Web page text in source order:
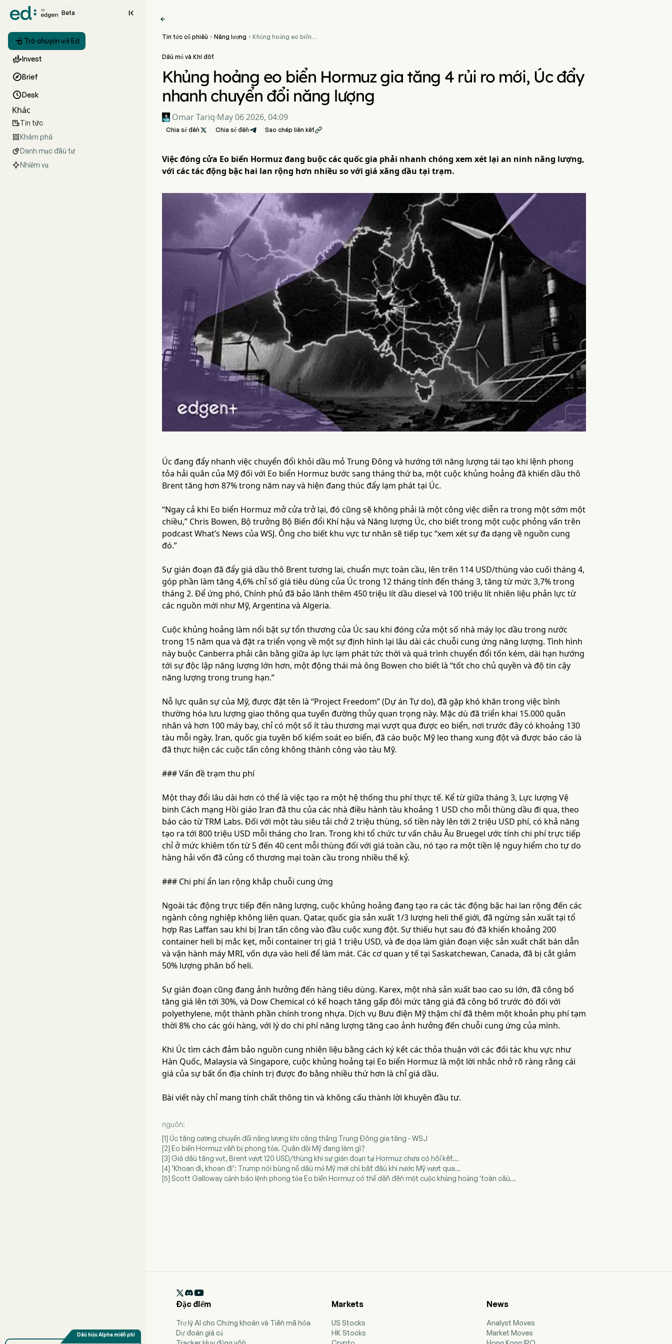
Beta 
 Trò chuyện với Ed
Invest
Brief
Desk
Khác
Tin tức
Khám phá
Danh mục đầu tư
Nhiệm vụ

Tin tức cổ phiếu  Năng lượng  Khủng hoảng eo biển
Dầu mỏ và Khí đốt
Khủng hoảng eo biển Hormuz gia tăng 4 rủi ro mới, Úc đẩy
nhanh chuyển đổi năng lượng
Omar Tariq·May 06 2026, 04:09
Chia sẻ đến  Chia sẻ đến Sao chép liên kết
Việc đóng cửa Eo biển Hormuz đang buộc các quốc gia phải nhanh chóng xem xét lại an ninh năng lượng,
với các tác động bậc hai lan rộng hơn nhiều so với giá xăng dầu tại trạm.
Úc đang đẩy nhanh việc chuyển đổi khỏi dầu mỏ Trung Đông và hướng tới năng lượng tái tạo khi lệnh phong
tỏa hải quân của Mỹ đối với Eo biển Hormuz bước sang tháng thứ ba, một cuộc khủng hoảng đã khiến dầu thô
Brent tăng hơn 87% trong năm nay và hiện đang thúc đẩy lạm phát tại Úc.
“Ngay cả khi Eo biển Hormuz mở cửa trở lại, đó cũng sẽ không phải là một công việc diễn ra trong một sớm một
chiều,” Chris Bowen, Bộ trưởng Bộ Biến đổi Khí hậu và Năng lượng Úc, cho biết trong một cuộc phỏng vấn trên
podcast What’s News của WSJ. Ông cho biết khu vực tư nhân sẽ tiếp tục “xem xét sự đa dạng về nguồn cung
đó.”
Sự gián đoạn đã đẩy giá dầu thô Brent tương lai, chuẩn mực toàn cầu, lên trên 114 USD/thùng vào cuối tháng 4,
góp phần làm tăng 4,6% chỉ số giá tiêu dùng của Úc trong 12 tháng tính đến tháng 3, tăng từ mức 3,7% trong
tháng 2. Để ứng phó, Chính phủ đã bảo lãnh thêm 450 triệu lít dầu diesel và 100 triệu lít nhiên liệu phản lực từ
các nguồn mới như Mỹ, Argentina và Algeria.
Cuộc khủng hoảng làm nổi bật sự tổn thương của Úc sau khi đóng cửa một số nhà máy lọc dầu trong nước
trong 15 năm qua và đặt ra triển vọng về một sự định hình lại lâu dài các chuỗi cung ứng năng lượng. Tình hình
này buộc Canberra phải cân bằng giữa áp lực lạm phát tức thời và quá trình chuyển đổi tốn kém, dài hạn hướng
tới sự độc lập năng lượng lớn hơn, một động thái mà ông Bowen cho biết là “tốt cho chủ quyền và độ tin cậy
năng lượng trong trung hạn.”
Nỗ lực quân sự của Mỹ, được đặt tên là “Project Freedom” (Dự án Tự do), đã gặp khó khăn trong việc bình
thường hóa lưu lượng giao thông qua tuyến đường thủy quan trọng này. Mặc dù đã triển khai 15.000 quân
nhân và hơn 100 máy bay, chỉ có một số ít tàu thương mại vượt qua được eo biển, nơi trước đây có khoảng 130
tàu mỗi ngày. Iran, quốc gia tuyên bố kiểm soát eo biển, đã cáo buộc Mỹ leo thang xung đột và được báo cáo là
đã thực hiện các cuộc tấn công không thành công vào tàu Mỹ.
### Vấn đề trạm thu phí
Một thay đổi lâu dài hơn có thể là việc tạo ra một hệ thống thu phí thực tế. Kể từ giữa tháng 3, Lực lượng Vệ
binh Cách mạng Hồi giáo Iran đã thu của các nhà điều hành tàu khoảng 1 USD cho mỗi thùng dầu đi qua, theo
báo cáo từ TRM Labs. Đối với một tàu siêu tải chở 2 triệu thùng, số tiền này lên tới 2 triệu USD phí, có khả năng
tạo ra tới 800 triệu USD mỗi tháng cho Iran. Trong khi tổ chức tư vấn châu Âu Bruegel ước tính chi phí trực tiếp
chỉ ở mức khiêm tốn từ 5 đến 40 cent mỗi thùng đối với giá toàn cầu, nó tạo ra một tiền lệ nguy hiểm cho tự do
hàng hải vốn đã củng cố thương mại toàn cầu trong nhiều thế kỷ.
### Chi phí ẩn lan rộng khắp chuỗi cung ứng
Ngoài tác động trực tiếp đến năng lượng, cuộc khủng hoảng đang tạo ra các tác động bậc hai lan rộng đến các
ngành công nghiệp không liên quan. Qatar, quốc gia sản xuất 1/3 lượng heli thế giới, đã ngừng sản xuất tại tổ
hợp Ras Laffan sau khi bị Iran tấn công vào đầu cuộc xung đột. Sự thiếu hụt sau đó đã khiến khoảng 200
container heli bị mắc kẹt, mỗi container trị giá 1 triệu USD, và đe dọa làm gián đoạn việc sản xuất chất bán dẫn
và vận hành máy MRI, vốn dựa vào heli để làm mát. Các cơ quan y tế tại Saskatchewan, Canada, đã bị cắt giảm
50% lượng phân bổ heli.
Sự gián đoạn cũng đang ảnh hưởng đến hàng tiêu dùng. Karex, một nhà sản xuất bao cao su lớn, đã công bố
tăng giá lên tới 30%, và Dow Chemical có kế hoạch tăng gấp đôi mức tăng giá đã công bố trước đó đối với
polyethylene, một thành phần chính trong nhựa. Dịch vụ Bưu điện Mỹ thậm chí đã thêm một khoản phụ phí tạm
thời 8% cho các gói hàng, với lý do chi phí năng lượng tăng cao ảnh hưởng đến chuỗi cung ứng của mình.
Khi Úc tìm cách đảm bảo nguồn cung nhiên liệu bằng cách ký kết các thỏa thuận với các đối tác khu vực như
Hàn Quốc, Malaysia và Singapore, cuộc khủng hoảng tại Eo biển Hormuz là một lời nhắc nhở rõ ràng rằng cái
giá của sự bất ổn địa chính trị được đo bằng nhiều thứ hơn là chỉ giá dầu.
Bài viết này chỉ mang tính chất thông tin và không cấu thành lời khuyên đầu tư.
nguồn:
[1] Úc tăng cường chuyển đổi năng lượng khi căng thẳng Trung Đông gia tăng - WSJ
[2] Eo biển Hormuz vẫn bị phong tỏa. Quân đội Mỹ đang làm gì?
[3] Giá dầu tăng vọt, Brent vượt 120 USD/thùng khi sự gián đoạn tại Hormuz chưa có hồi kết...
[4] ‘Khoan đi, khoan đi’: Trump nói bùng nổ dầu mỏ Mỹ mới chỉ bắt đầu khi nước Mỹ vượt qua...
[5] Scott Galloway cảnh báo lệnh phong tỏa Eo biển Hormuz có thể dẫn đến một cuộc khủng hoảng 'toàn cầu...

Đặc điểm
Trợ lý AI cho Chứng khoán và Tiền mã hóa
Dự đoán giá cả
Markets
US Stocks
HK Stocks
News
Analyst Moves
Market Moves